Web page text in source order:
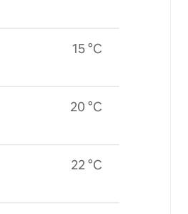
15 °C
20 °C
22 °C